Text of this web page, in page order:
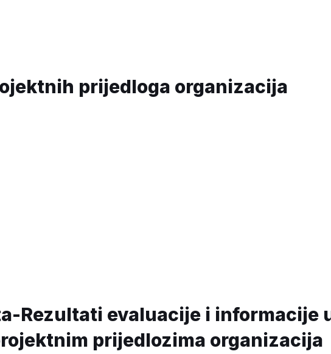
prijedloga organizacija
Rezultati evaluacije i informacije
prijedlozima organizacija